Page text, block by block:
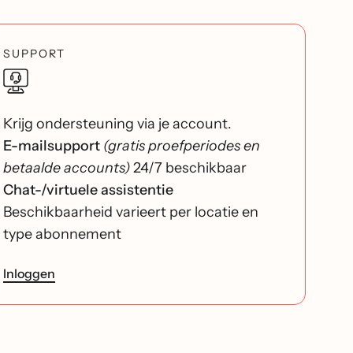
SUPPORT
Krijg ondersteuning via je account.
E-mailsupport (gratis proefperiodes en
betaalde accounts)24/7 beschikbaar
Chat-/virtuele assistentie
Beschikbaarheid varieert per locatie en
type abonnement
Inloggen